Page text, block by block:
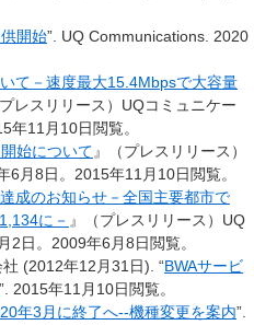
開始”. UQ Communications. 2020
て－速度最大15.4Mbpsで大容量
レスリリース）UQコミュニケー
年11月10日閲覧。
始について』（プレスリリース）
6月8日。 2015年11月10日閲覧。
成のお知らせ－全国主要都市で
に－ 』（プレスリリース）UQ
2日。 2009年6月8日閲覧。
(2012年12月31日). “BWAサービ
”. 2015年11月10日閲覧。
年3月に終了へ--機種変更を案内”.